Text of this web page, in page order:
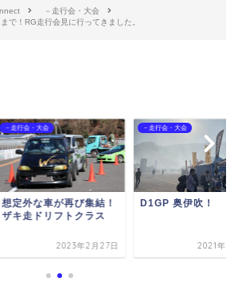
－走行会・大会
で！RG走行会見に行ってきました。
－走行会・大会
想定外な車が再び集結！
ザキ走ドリフトクラス
2023年2月27日
－走行会・大会
D1GP 奥伊吹！
2021年10